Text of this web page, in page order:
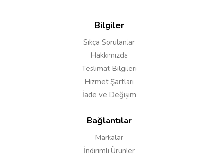
Bilgiler
Sıkça Sorulanlar
Hakkımızda
Teslimat Bilgileri
Hizmet Şartları
İade ve Değişim
Bağlantılar
Markalar
İndirimli Ürünler